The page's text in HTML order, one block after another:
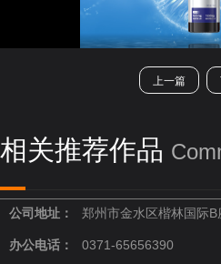
上一篇
相关推荐作品
公司地址： 郑州市金水区楷林国际B
办公电话： 0371-65656390